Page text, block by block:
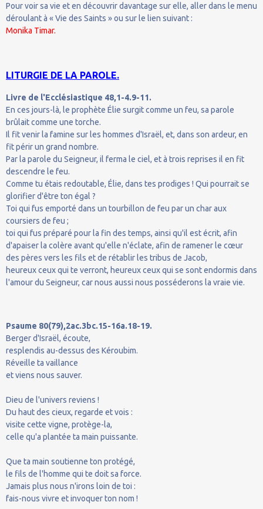
Pour voir sa vie et en découvrir davantage sur elle, aller dans le menu
déroulant à « Vie des Saints » ou sur le lien suivant :
Monika Timar.
LITURGIE DE LA PAROLE.
Livre de l'Ecclésiastique 48,1-4.9-11.
En ces jours-là, le prophète Élie surgit comme un feu, sa parole
brûlait comme une torche.
Il fit venir la famine sur les hommes d'Israël, et, dans son ardeur, en
fit périr un grand nombre.
Par la parole du Seigneur, il ferma le ciel, et à trois reprises il en fit
descendre le feu.
Comme tu étais redoutable, Élie, dans tes prodiges ! Qui pourrait se
glorifier d'être ton égal ?
Toi qui fus emporté dans un tourbillon de feu par un char aux
coursiers de feu ;
toi qui fus préparé pour la fin des temps, ainsi qu'il est écrit, afin
d'apaiser la colère avant qu'elle n'éclate, afin de ramener le cœur
des pères vers les fils et de rétablir les tribus de Jacob,
heureux ceux qui te verront, heureux ceux qui se sont endormis dans
l'amour du Seigneur, car nous aussi nous posséderons la vraie vie.
Psaume 80(79),2ac.3bc.15-16a.18-19.
Berger d'Israël, écoute,
resplendis au-dessus des Kéroubim.
Réveille ta vaillance
et viens nous sauver.
Dieu de l'univers reviens !
Du haut des cieux, regarde et vois :
visite cette vigne, protège-la,
celle qu'a plantée ta main puissante.
Que ta main soutienne ton protégé,
le fils de l'homme qui te doit sa force.
Jamais plus nous n'irons loin de toi :
fais-nous vivre et invoquer ton nom !